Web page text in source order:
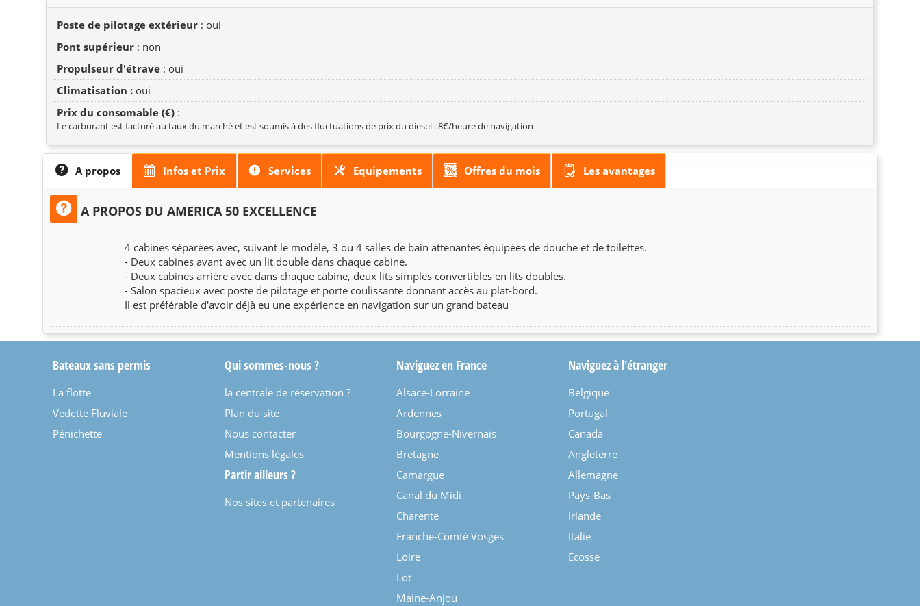
Poste de pilotage extérieur : oui
Pont supérieur : non
Propulseur d'étrave : oui
Climatisation : oui
Prix du consomable (€) :
Le carburant est facturé au taux du marché et est soumis à des fluctuations de prix du diesel : 8€/heure de navigation
A propos Infos et Prix Services Equipements Offres du mois Les avantages
A PROPOS DU AMERICA 50 EXCELLENCE
4 cabines séparées avec, suivant le modèle, 3 ou 4 salles de bain attenantes équipées de douche et de toilettes.
- Deux cabines avant avec un lit double dans chaque cabine.
- Deux cabines arrière avec dans chaque cabine, deux lits simples convertibles en lits doubles.
- Salon spacieux avec poste de pilotage et porte coulissante donnant accès au plat-bord.
Il est préférable d'avoir déjà eu une expérience en navigation sur un grand bateau
Bateaux sans permis
La flotte
Vedette Fluviale
Pénichette
Qui sommes-nous ?
la centrale de réservation ?
Plan du site
Nous contacter
Mentions légales
Partir ailleurs ?
Nos sites et partenaires
Naviguez en France
Alsace-Lorraine
Ardennes
Bourgogne-Nivernais
Bretagne
Camargue
Canal du Midi
Charente
Franche-Comté Vosges
Loire
Lot
Maine-Anjou
Naviguez à l'étranger
Belgique
Portugal
Canada
Angleterre
Allemagne
Pays-Bas
Irlande
Italie
Ecosse